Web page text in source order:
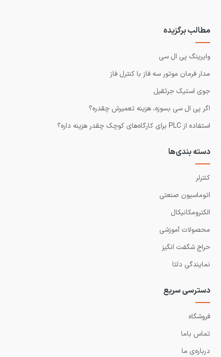
مطالب برگزیده
وایرینگ پی ال سی
مدار فرمان موتور سه فاز با کنترل فاز
جوی استیک جرثقیل
اگر پی ال سی بسوزه، هزینه تعمیرش چقدره؟
استفاده از PLC برای کارگاه‌های کوچک چقدر هزینه داره؟
دسته بندی‌ها
کنترلر
اتوماسیون صنعتی
الکترومکانیکال
محصولات آموزشی
حراج شگفت انگیز
نمایندگی دلتا
دسترسی سریع
فروشگاه
تماس باما
درباره‌ی ما